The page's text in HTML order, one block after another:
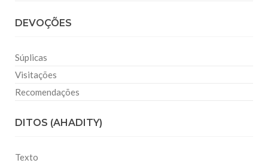
DEVOÇÕES
Súplicas
Visitações
Recomendações
DITOS (AHADITY)
Texto